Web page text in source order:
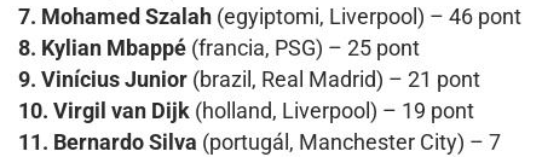
7. Mohamed Szalah (egyiptomi, Liverpool) – 46 pont
8. Kylian Mbappé (francia, PSG) – 25 pont
9. Vinícius Junior (brazil, Real Madrid) – 21 pont
10. Virgil van Dijk (holland, Liverpool) – 19 pont
11. Bernardo Silva (portugál, Manchester City) – 7